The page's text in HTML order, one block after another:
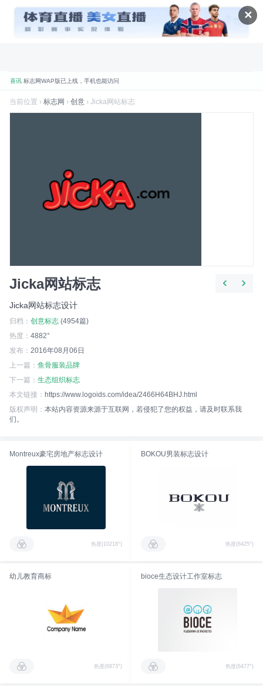
✕
喜讯 标志网WAP版已上线，手机也能访问
品牌标志网，世界知名品牌标志大全
标志网已累计超过 78,992,492 次浏览
找品牌、找标志就到标志网
当前位置 › 标志网 › 创意 › Jicka网站标志
Jicka网站标志
Jicka网站标志设计
归档： 创意标志 (4954篇)
热度： 4882°
发布： 2016年08月06日
上一篇： 鱼骨服装品牌
下一篇： 生态组织标志
本文链接： https://www.logoids.com/idea/2466H64BHJ.html
版权声明： 本站内容资源来源于互联网，若侵犯了您的权益，请及时联系我
们。
‹ ›
Montreux豪宅房地产标志设计
热度(10218°)
BOKOU男装标志设计
热度(6425°)
幼儿教育商标
热度(6873°)
bioce生态设计工作室标志
热度(6477°)